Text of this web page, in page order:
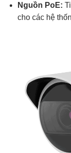
Nguồn PoE:
cho các hệ